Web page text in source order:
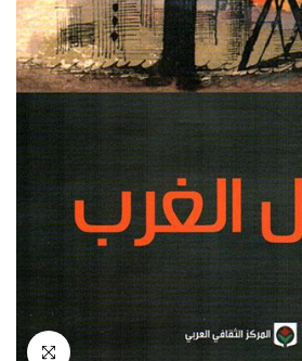
انقر للتكبير